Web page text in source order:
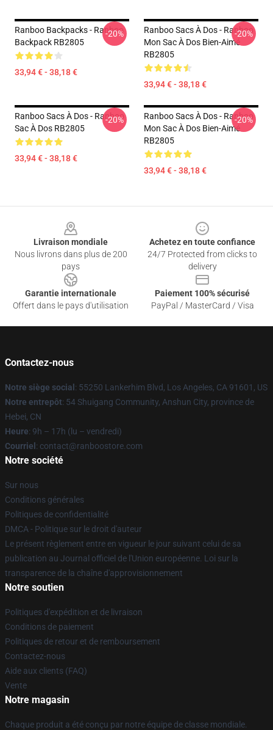
Ranboo Backpacks - Ranboo
Backpack RB2805
33,94 € - 38,18 €
-20%
Ranboo Sacs À Dos - Ranboo
Mon Sac À Dos Bien-Aimé
RB2805
33,94 € - 38,18 €
-20%
Ranboo Sacs À Dos - Ranboo
Sac À Dos RB2805
33,94 € - 38,18 €
-20%
Ranboo Sacs À Dos - Ranboo
Mon Sac À Dos Bien-Aimé
RB2805
33,94 € - 38,18 €
-20%
Livraison mondiale
Nous livrons dans plus de 200
pays
Achetez en toute confiance
24/7 Protected from clicks to
delivery
Garantie internationale
Offert dans le pays d'utilisation
Paiement 100% sécurisé
PayPal / MasterCard / Visa
Contactez-nous
Notre siège social : 55250 Lankerhim Blvd, Los Angeles, CA 91601, US
Notre entrepôt: 54 Shuigang Community, Anshun City, province de
Hebei, CN
Heure: 9h – 17h (lu – vendredi)
Courriel : contact@ranboostore.com
Notre société
Sur nous
Conditions générales
Politiques de confidentialité
DMCA - Politique sur le droit d'auteur
Le présent règlement entre en vigueur le jour suivant celui de sa
publication au Journal officiel de l'Union européenne. Loi sur la
transparence de la chaîne d'approvisionnement
Notre soutien
Politiques d'expédition et de livraison
Conditions de paiement
Politiques de retour et de remboursement
Contactez-nous
Aide aux clients (FAQ)
Vente
Notre magasin
Chaque produit a été conçu par notre équipe de classe mondiale.